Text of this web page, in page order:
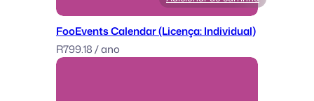
FooEvents Calendar (Licença: Individual)
R799.18/ ano